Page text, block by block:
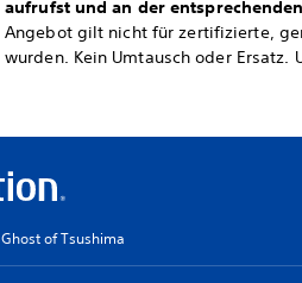
aufrufst und an der
Angebot gilt nicht für zertifizierte,
wurden. Kein Umtausch oder
Ghost of Tsushima